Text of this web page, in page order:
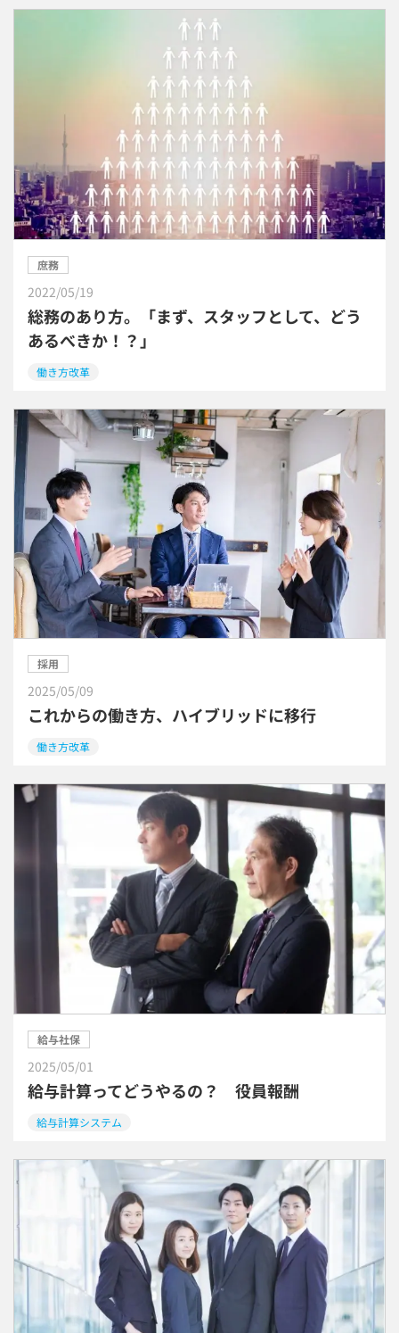
庶務
2022/05/19
総務のあり方。「まず、スタッフとして、どう
あるべきか！？」
働き方改革
採用
2025/05/09
これからの働き方、ハイブリッドに移行
働き方改革
給与社保
2025/05/01
給与計算ってどうやるの？ 役員報酬
給与計算システム